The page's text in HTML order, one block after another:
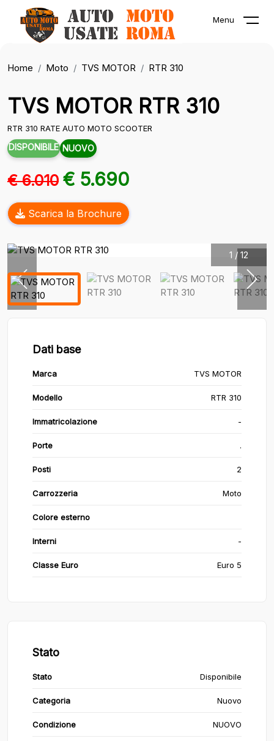
Menu
Home Moto TVS MOTOR RTR 310
TVS MOTOR RTR 310
RTR 310 RATE AUTO MOTO SCOOTER
DISPONIBILE NUOVO
€ 6.010 € 5.690
Scarica la Brochure
1 / 12
Dati base
Marca TVS MOTOR
Modello RTR 310
Immatricolazione -
Porte .
Posti 2
Carrozzeria Moto
Colore esterno
Interni -
Classe Euro Euro 5
Stato
Stato Disponibile
Categoria Nuovo
Condizione NUOVO